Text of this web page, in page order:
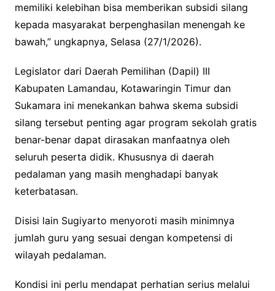
memiliki kelebihan bisa memberikan subsidi silang
kepada masyarakat berpenghasilan menengah ke
bawah,” ungkapnya, Selasa (27/1/2026).
Legislator dari Daerah Pemilihan (Dapil) III
Kabupaten Lamandau, Kotawaringin Timur dan
Sukamara ini menekankan bahwa skema subsidi
silang tersebut penting agar program sekolah gratis
benar-benar dapat dirasakan manfaatnya oleh
seluruh peserta didik. Khususnya di daerah
pedalaman yang masih menghadapi banyak
keterbatasan.
Disisi lain Sugiyarto menyoroti masih minimnya
jumlah guru yang sesuai dengan kompetensi di
wilayah pedalaman.
Kondisi ini perlu mendapat perhatian serius melalui